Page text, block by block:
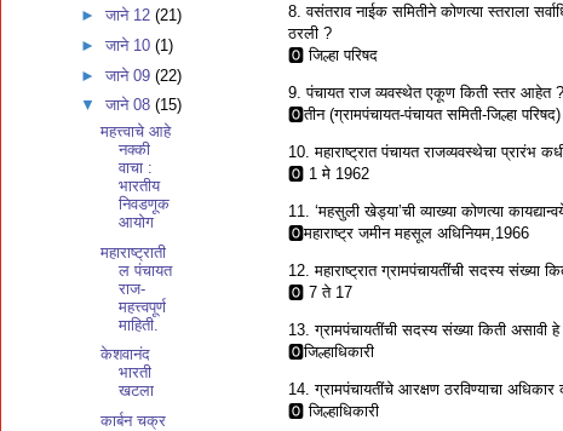
8. वसंतराव नाईक समितीने कोणत्या स्तराला
ठरली ?
🅾 जिल्हा परिषद
9. पंचायत राज व्यवस्थेत एकूण किती स्तर आहेत ?
🅾तीन (ग्रामपंचायत-पंचायत समिती-जिल्हा परिषद)
10. महाराष्ट्रात पंचायत राजव्यवस्थेचा प्रारंभ
🅾 1 मे 1962
11. ‘महसुली खेड्या’ची व्याख्या कोणत्या
🅾महाराष्ट्र जमीन महसूल अधिनियम,1966
12. महाराष्ट्रात ग्रामपंचायतींची सदस्य संख्या
🅾 7 ते 17
13. ग्रामपंचायतींची सदस्य संख्या किती असावी
🅾जिल्हाधिकारी
14. ग्रामपंचायतींचे आरक्षण ठरविण्याचा
🅾 जिल्हाधिकारी
►जाने 12(21)
►जाने 10(1)
►जाने 09(22)
▼जाने 08(15)
महत्त्वाचे आहे
नक्की
वाचा :
भारतीय
निवडणूक
आयोग
महाराष्ट्राती
ल पंचायत
राज-
महत्त्वपूर्ण
माहिती.
केशवानंद
भारती
खटला
कार्बन चक्र